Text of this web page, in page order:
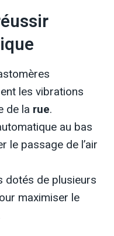
les vibrations
de la rue.
au bas
le passage de l’air
dotés de plusieurs
maximiser le